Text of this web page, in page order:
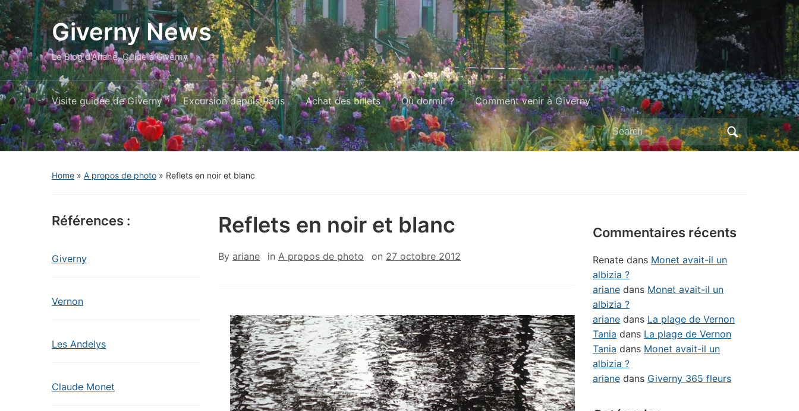
Giverny News
Le Blog d'Ariane, Guide à Giverny
Visite guidée de Giverny Excursion depuis Paris Achat des billets Où dormir ? Comment venir à Giverny
Search
for:
Home » A propos de photo » Reflets en noir et blanc
Références :
Giverny
Vernon
Les Andelys
Claude Monet
Reflets en noir et blanc
By ariane in A propos de photo on 27 octobre 2012
Commentaires récents
Renate dans Monet avait-il un
albizia ?
ariane dans Monet avait-il un
albizia ?
ariane dans La plage de Vernon
Tania dans La plage de Vernon
Tania dans Monet avait-il un
albizia ?
ariane dans Giverny 365 fleurs